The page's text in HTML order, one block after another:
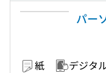
パー
紙 デジタ